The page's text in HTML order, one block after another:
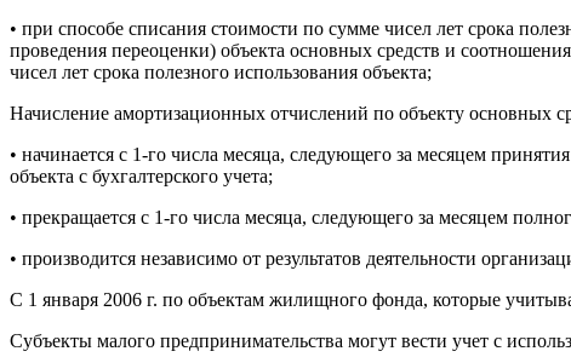
• при способе списания стоимости по сумме чисел лет срока
проведения переоценки) объекта основных средств и
чисел лет срока полезного использования объекта;
Начисление амортизационных отчислений по объекту основных
• начинается с 1-го числа месяца, следующего за месяцем
объекта с бухгалтерского учета;
• прекращается с 1-го числа месяца, следующего за месяцем
• производится независимо от результатов деятельности
С 1 января 2006 г. по объектам жилищного фонда, которые
Субъекты малого предпринимательства могут вести учет с